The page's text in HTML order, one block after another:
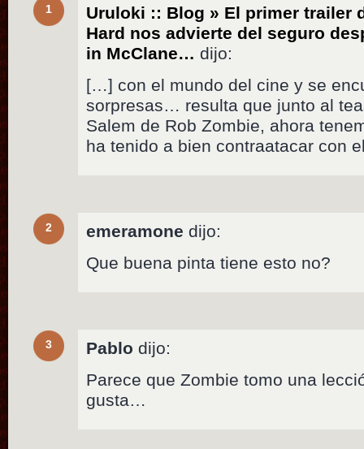
1
Uruloki :: Blog » El primer trailer
Hard nos advierte del seguro
in McClane… dijo:
[…] con el mundo del cine y se
sorpresas… resulta que junto al
Salem de Rob Zombie, ahora
ha tenido a bien contraatacar con
2 emeramone dijo:
Que buena pinta tiene esto no?
3 Pablo dijo:
Parece que Zombie tomo una
gusta…